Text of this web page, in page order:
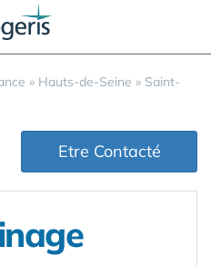
» Hauts-de-Seine » Saint-
Etre Contacté